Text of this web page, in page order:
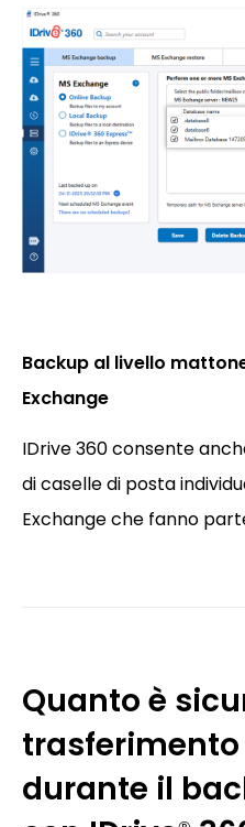
Backup al livello
Exchange
IDrive 360 consente
di caselle di posta
Exchange che fanno
Quanto è
durante il